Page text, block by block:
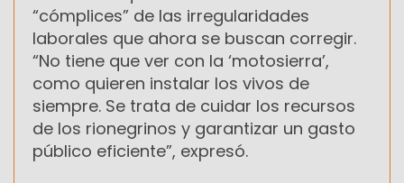
“cómplices” de las irregularidades
laborales que ahora se buscan corregir.
“No tiene que ver con la ‘motosierra’,
como quieren instalar los vivos de
siempre. Se trata de cuidar los recursos
de los rionegrinos y garantizar un gasto
público eficiente”, expresó.